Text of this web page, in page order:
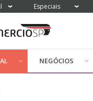
Especiais
NEGÓCIOS